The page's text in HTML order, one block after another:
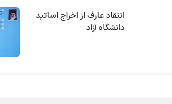
انتقاد عارف از اخراج اساتید
دانشگاه آزاد